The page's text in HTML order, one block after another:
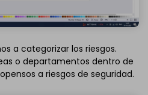
a categorizar los riesgos.
o departamentos dentro de
a riesgos de seguridad.